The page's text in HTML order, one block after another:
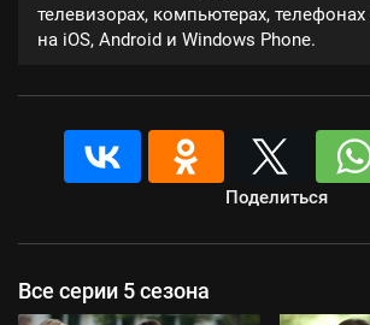
телевизорах, компьютерах,
на iOS, Android и Windows Phone.
Поделиться
Все серии 5 сезона